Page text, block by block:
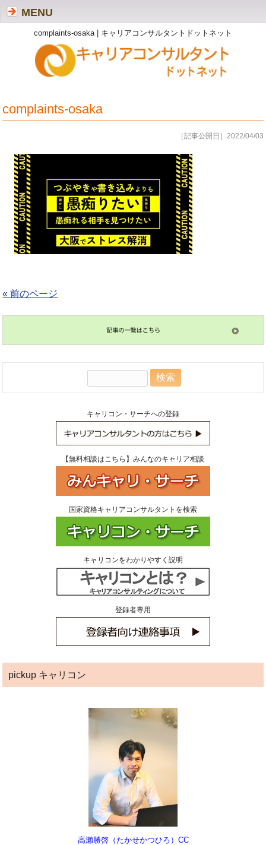
complaints-osaka | キャリアコンサルタントドットネット
MENU
complaints-osaka
［記事公開日］2022/04/03
« 前のページ
キャリコン・サーチへの登録
【無料相談はこちら】みんなのキャリア相談
国家資格キャリアコンサルタントを検索
キャリコンをわかりやすく説明
登録者専用
pickup キャリコン
高瀨勝啓（たかせかつひろ）CC